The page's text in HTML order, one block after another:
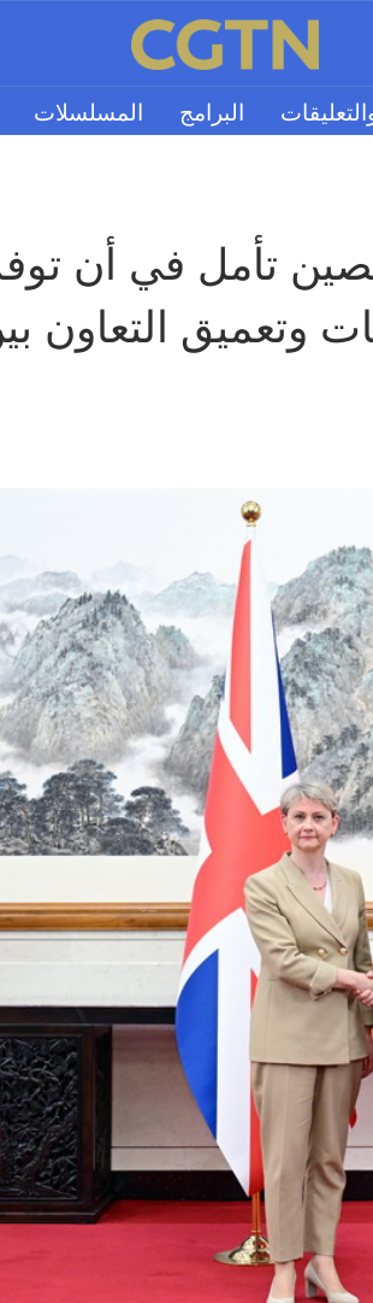
البرامج المسلسلات
وتعميق التعاون